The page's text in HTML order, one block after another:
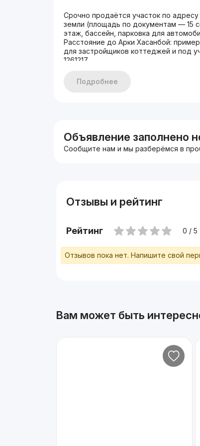
Срочно продаётся участок по
земли (площадь по документам — 15
этаж, бассейн, парковка для
Расстояние до Арки Хасанбой:
для застройщиков коттеджей и под
1261217
Подробнее
Объявление заполнено
Сообщите нам и мы разберёмся в
Отзывы и рейтинг
Рейтинг 0 / 5
Отзывов пока нет. Напишите свой
Вам может быть